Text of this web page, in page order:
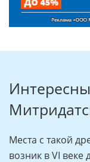
Места с такой
возник в VI веке